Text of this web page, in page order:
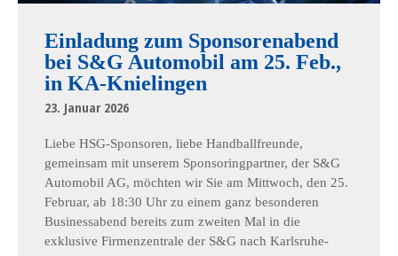
Einladung zum Sponsorenabend
bei S&G Automobil am 25. Feb.,
in KA-Knielingen
23. Januar 2026
Liebe HSG-Sponsoren, liebe Handballfreunde,
gemeinsam mit unserem Sponsoringpartner, der S&G
Automobil AG, möchten wir Sie am Mittwoch, den 25.
Februar, ab 18:30 Uhr zu einem ganz besonderen
Businessabend bereits zum zweiten Mal in die
exklusive Firmenzentrale der S&G nach Karlsruhe-